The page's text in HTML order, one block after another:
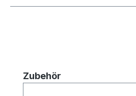
Produktgalerie überspringen
Zubehör